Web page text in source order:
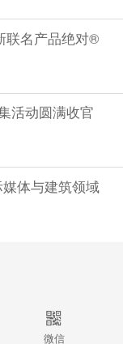
联名产品绝对®
活动圆满收官
体与建筑领域
微信